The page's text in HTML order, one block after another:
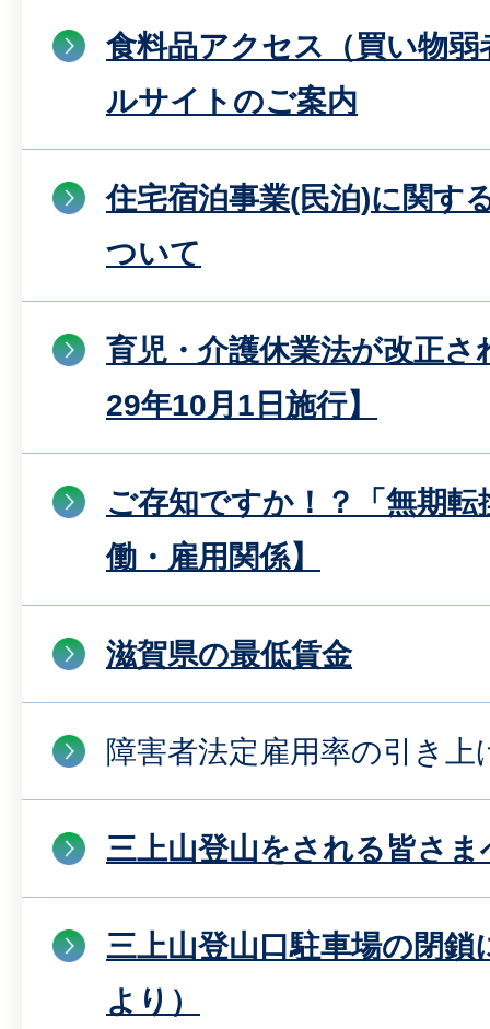
食料品アクセス（買い物
ルサイトのご案内
住宅宿泊事業(民泊)に関す
ついて
育児・介護休業法が改正さ
29年10月1日施行】
ご存知ですか！？「無期
働・雇用関係】
滋賀県の最低賃金
障害者法定雇用率の引き上
三上山登山をされる皆さま
三上山登山口駐車場の閉鎖
より）